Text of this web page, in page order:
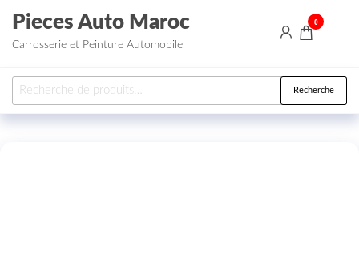
Aller au contenu
Pieces Auto Maroc
Carrosserie et Peinture Automobile
0
Recherche pour : Recherche